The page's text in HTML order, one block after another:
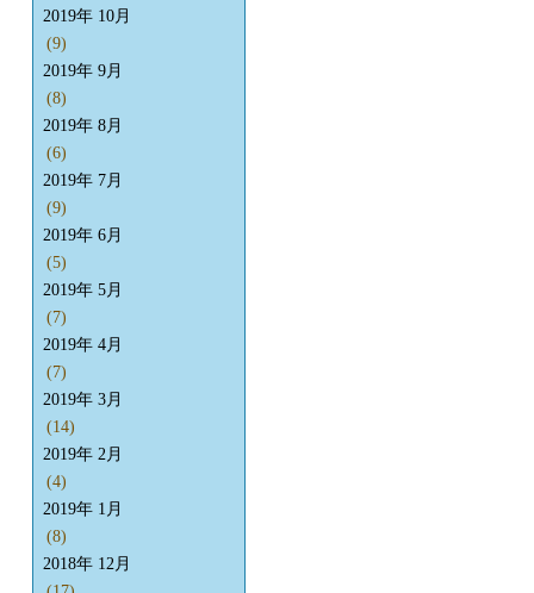
2019年 10月
(9)
2019年 9月
(8)
2019年 8月
(6)
2019年 7月
(9)
2019年 6月
(5)
2019年 5月
(7)
2019年 4月
(7)
2019年 3月
(14)
2019年 2月
(4)
2019年 1月
(8)
2018年 12月